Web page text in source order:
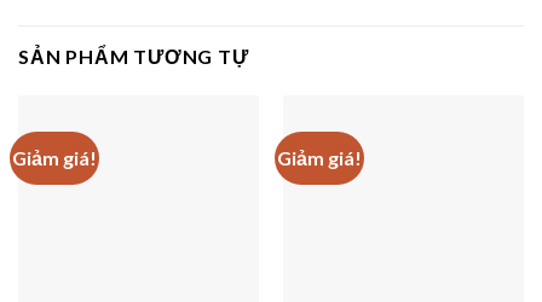
SẢN PHẨM TƯƠNG TỰ
Giảm giá! Giảm giá!